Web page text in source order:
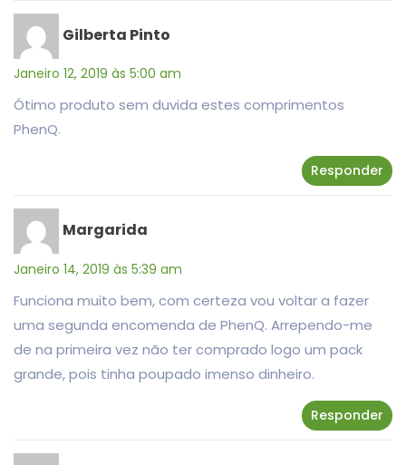
Gilberta Pinto
Janeiro 12, 2019 às 5:00 am
Ótimo produto sem duvida estes comprimentos
PhenQ.
Responder
Margarida
Janeiro 14, 2019 às 5:39 am
Funciona muito bem, com certeza vou voltar a fazer
uma segunda encomenda de PhenQ. Arrependo-me
de na primeira vez não ter comprado logo um pack
grande, pois tinha poupado imenso dinheiro.
Responder